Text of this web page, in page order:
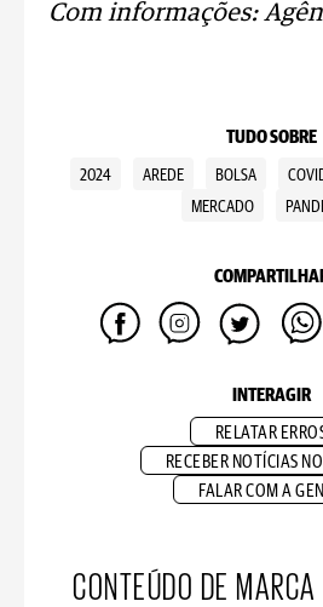
Com informações:
TUDO SOBRE
2024 AREDE BOLSA
MERCADO
INTERAGIR
RELATAR
RECEBER NOTÍCIAS
FALAR COM A
CONTEÚDO DE MARCA